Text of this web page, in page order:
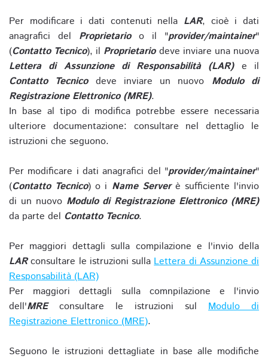
Per modificare i dati contenuti nella LAR, cioè i dati
anagrafici del Proprietarioo il "provider/maintainer"
(Contatto Tecnico), il Proprietariodeve inviare una nuova
Lettera di Assunzione di Responsabilità (LAR)e il
Contatto Tecnicodeve inviare un nuovo Modulo di
Registrazione Elettronico (MRE).
In base al tipo di modifica potrebbe essere necessaria
ulteriore documentazione: consultare nel dettaglio le
istruzioni che seguono.
Per modificare i dati anagrafici del "provider/maintainer"
(Contatto Tecnico) o i Name Serverè sufficiente l'invio
di un nuovo Modulo di Registrazione Elettronico (MRE)
da parte del Contatto Tecnico.
Per maggiori dettagli sulla compilazione e l'invio della
LARconsultare le istruzioni sullaLettera di Assunzione di
Responsabilità (LAR)
Per maggiori dettagli sulla comnpilazione e l'invio
dell'MREconsultare le istruzioni sul Modulo di
Registrazione Elettronico (MRE).
Seguono le istruzioni dettagliate in base alle modifiche